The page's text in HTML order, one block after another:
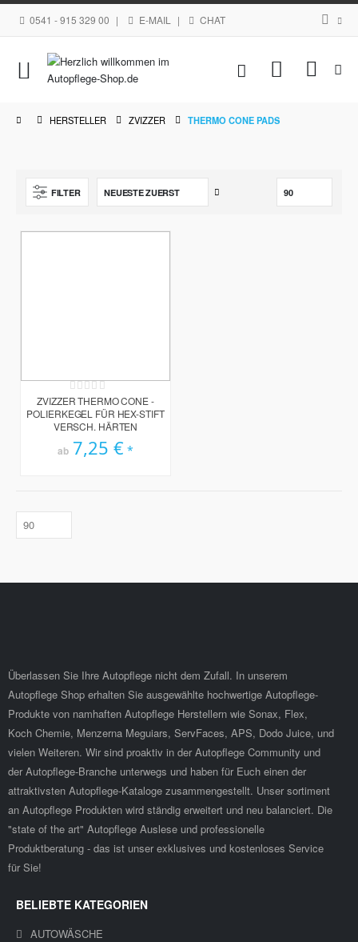
0541 - 915 329 00 | E-MAIL | CHAT
Navigation
umschalten
Mein
HERSTELLER ZVIZZER THERMO CONE PADS
FILTER
Rating:
0%
ZVIZZER THERMO CONE -
POLIERKEGEL FÜR HEX-STIFT
VERSCH. HÄRTEN
ab 7,25 €
Überlassen Sie Ihre Autopflege nicht dem Zufall. In unserem
Autopflege Shop erhalten Sie ausgewählte hochwertige Autopflege-
Produkte von namhaften Autopflege Herstellern wie Sonax, Flex,
Koch Chemie, Menzerna Meguiars, ServFaces, APS, Dodo Juice, und
vielen Weiteren. Wir sind proaktiv in der Autopflege Community und
der Autopflege-Branche unterwegs und haben für Euch einen der
attraktivsten Autopflege-Kataloge zusammengestellt. Unser sortiment
an Autopflege Produkten wird ständig erweitert und neu balanciert. Die
"state of the art" Autopflege Auslese und professionelle
Produktberatung - das ist unser exklusives und kostenloses Service
für Sie!
BELIEBTE KATEGORIEN
AUTOWÄSCHE